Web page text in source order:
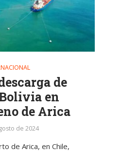
de
en
de Arica
de 2024
de Arica, en Chile,